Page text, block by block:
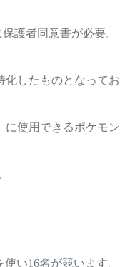
護者同意書が必要。
化したものとなってお
に使用できるポケモン
い16名が競います。